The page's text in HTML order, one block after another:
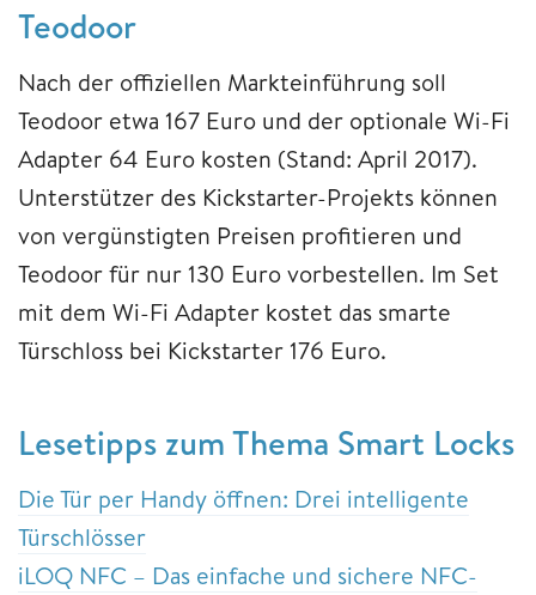
Teodoor
Nach der offiziellen Markteinführung soll
Teodoor etwa 167 Euro und der optionale Wi-Fi
Adapter 64 Euro kosten (Stand: April 2017).
Unterstützer des Kickstarter-Projekts können
von vergünstigten Preisen profitieren und
Teodoor für nur 130 Euro vorbestellen. Im Set
mit dem Wi-Fi Adapter kostet das smarte
Türschloss bei Kickstarter 176 Euro.
Lesetipps zum Thema Smart Locks
Die Tür per Handy öffnen: Drei intelligente
Türschlösser
iLOQ NFC – Das einfache und sichere NFC-